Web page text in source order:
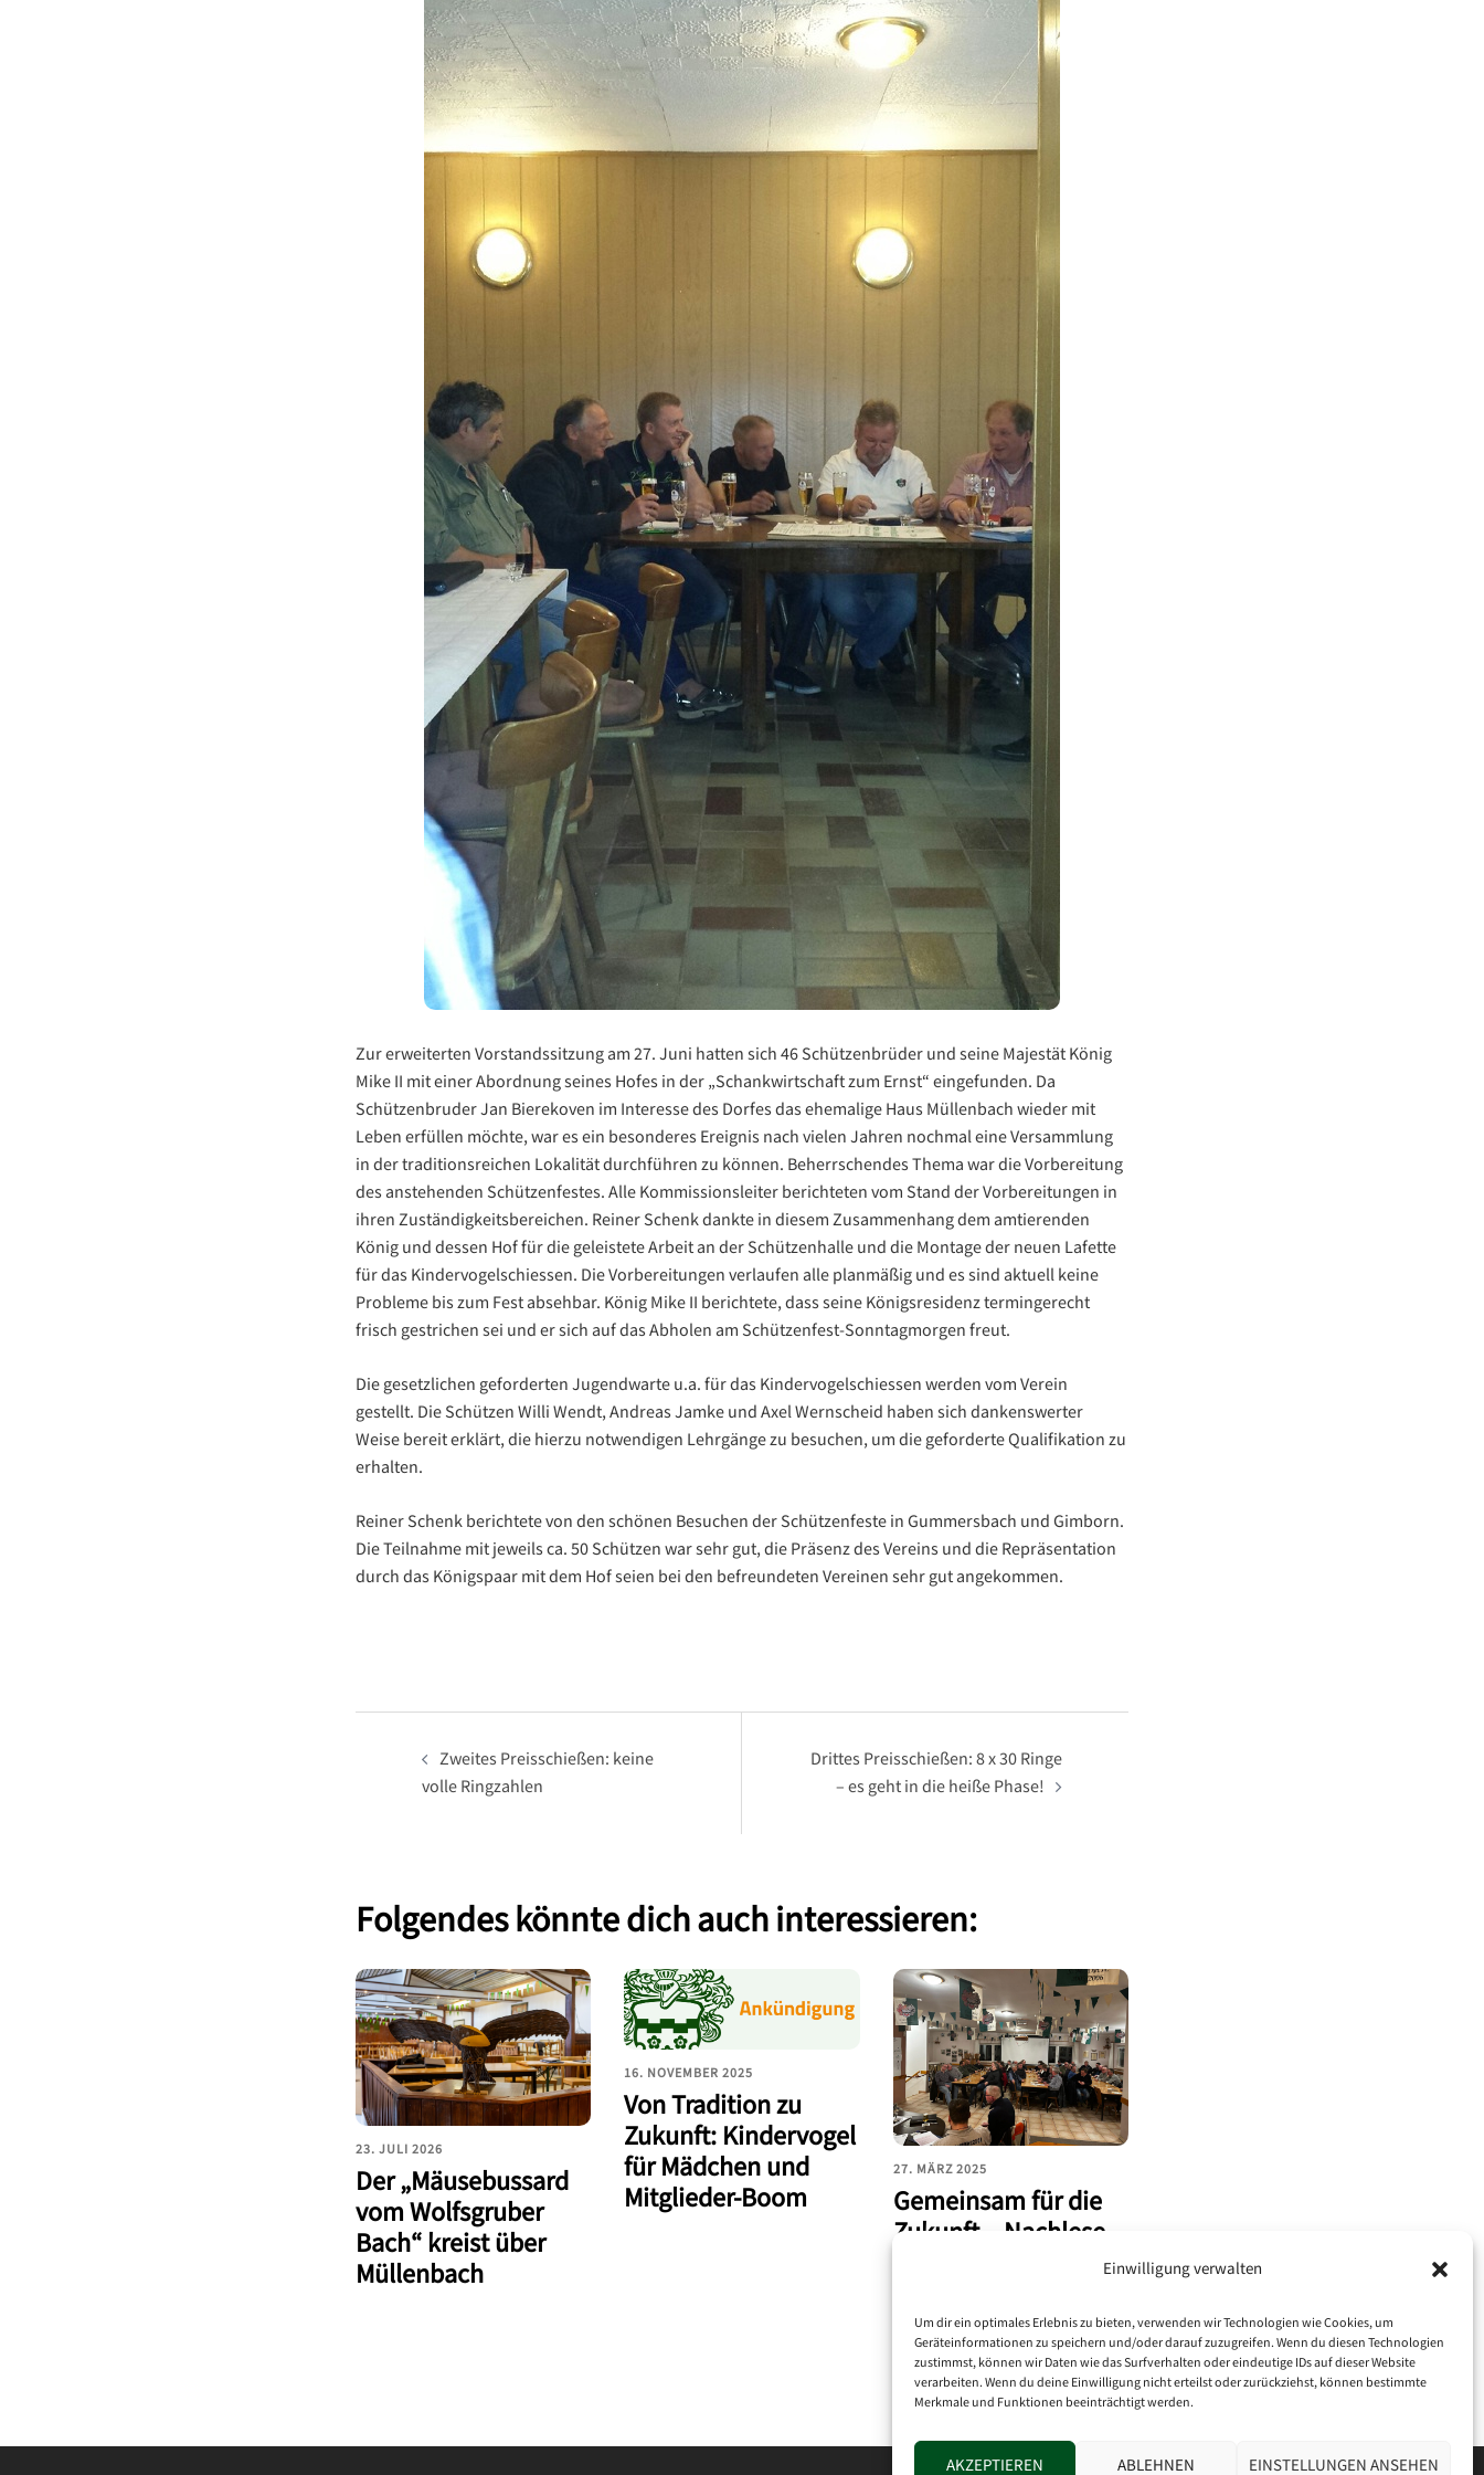
Einwilligung verwalten
Um dir ein optimales Erlebnis zu bieten, verwenden wir Technologien wie Cookies, um
Geräteinformationen zu speichern und/oder darauf zuzugreifen. Wenn du diesen Technologien
zustimmst, können wir Daten wie das Surfverhalten oder eindeutige IDs auf dieser Website
verarbeiten. Wenn du deine Einwilligung nicht erteilst oder zurückziehst, können bestimmte
Merkmale und Funktionen beeinträchtigt werden.
AKZEPTIEREN ABLEHNEN EINSTELLUNGEN ANSEHEN
Zur erweiterten Vorstandssitzung am 27. Juni hatten sich 46 Schützenbrüder und seine Majestät König
Mike II mit einer Abordnung seines Hofes in der „Schankwirtschaft zum Ernst“ eingefunden. Da
Schützenbruder Jan Bierekoven im Interesse des Dorfes das ehemalige Haus Müllenbach wieder mit
Leben erfüllen möchte, war es ein besonderes Ereignis nach vielen Jahren nochmal eine Versammlung
in der traditionsreichen Lokalität durchführen zu können. Beherrschendes Thema war die Vorbereitung
des anstehenden Schützenfestes. Alle Kommissionsleiter berichteten vom Stand der Vorbereitungen in
ihren Zuständigkeitsbereichen. Reiner Schenk dankte in diesem Zusammenhang dem amtierenden
König und dessen Hof für die geleistete Arbeit an der Schützenhalle und die Montage der neuen Lafette
für das Kindervogelschiessen. Die Vorbereitungen verlaufen alle planmäßig und es sind aktuell keine
Probleme bis zum Fest absehbar. König Mike II berichtete, dass seine Königsresidenz termingerecht
frisch gestrichen sei und er sich auf das Abholen am Schützenfest-Sonntagmorgen freut.
Die gesetzlichen geforderten Jugendwarte u.a. für das Kindervogelschiessen werden vom Verein
gestellt. Die Schützen Willi Wendt, Andreas Jamke und Axel Wernscheid haben sich dankenswerter
Weise bereit erklärt, die hierzu notwendigen Lehrgänge zu besuchen, um die geforderte Qualifikation zu
erhalten.
Reiner Schenk berichtete von den schönen Besuchen der Schützenfeste in Gummersbach und Gimborn.
Die Teilnahme mit jeweils ca. 50 Schützen war sehr gut, die Präsenz des Vereins und die Repräsentation
durch das Königspaar mit dem Hof seien bei den befreundeten Vereinen sehr gut angekommen.
Zweites Preisschießen: keine
volle Ringzahlen
Drittes Preisschießen: 8 x 30 Ringe
– es geht in die heiße Phase!
Folgendes könnte dich auch interessieren:
23. JULI 2026
Der „Mäusebussard
vom Wolfsgruber
Bach“ kreist über
Müllenbach
16. NOVEMBER 2025
Von Tradition zu
Zukunft: Kindervogel
für Mädchen und
Mitglieder-Boom
27. MÄRZ 2025
Gemeinsam für die
Zukunft – Nachlese
vom 21.03.2025